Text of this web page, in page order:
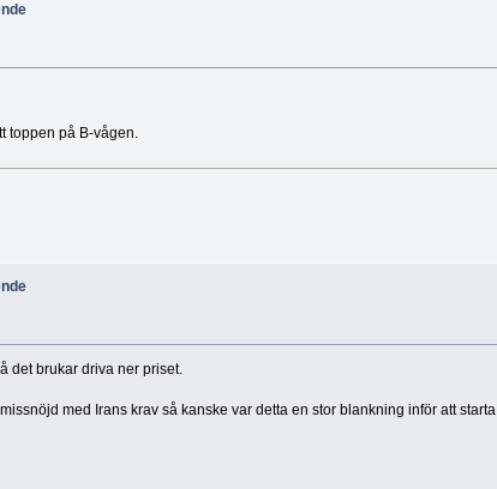
toppen på B-vågen.
det brukar driva ner priset.
med Irans krav så kanske var detta en stor blankning inför att starta